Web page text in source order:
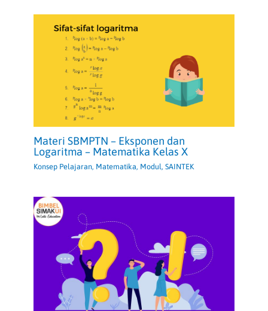
Materi SBMPTN – Eksponen dan
Logaritma – Matematika Kelas X
Konsep Pelajaran, Matematika, Modul,SAINTEK